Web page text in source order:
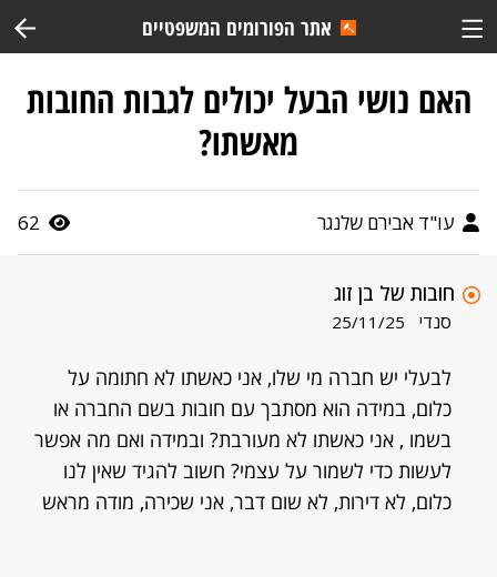
אתר הפורומים המשפטיים
האם נושי הבעל יכולים לגבות החובות
מאשתו?
עו"ד אבירם שלנגר 62
חובות של בן זוג
סנדי 25/11/25
לבעלי יש חברה מי שלו, אני כאשתו לא חתומה על
כלום, במידה הוא מסתבך עם חובות בשם החברה או
בשמו , אני כאשתו לא מעורבת? ובמידה ואם מה אפשר
לעשות כדי לשמור על עצמי? חשוב להגיד שאין לנו
כלום, לא דירות, לא שום דבר, אני שכירה, מודה מראש